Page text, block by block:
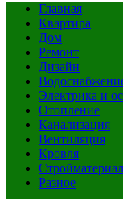
Главная
Квартира
Дом
Ремонт
Дизайн
Электрика и
Отопление
Канализация
Вентиляция
Кровля
Разное